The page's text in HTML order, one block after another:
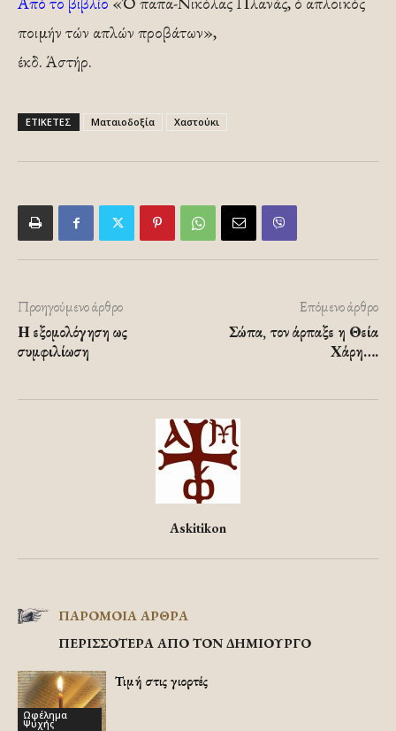
ποιμήν τών απλών προβάτων»,
έκδ. Άστήρ.
ΕΤΙΚΕΤΕΣ Ματαιοδοξία Χαστούκι
Προηγούμενο άρθρο
Η εξομολόγηση ως
συμφιλίωση
Επόμενο άρθρο
Σώπα, τον άρπαξε η Θεία
Χάρη….
Askitikon
ΠΑΡΟΜΟΙΑ ΑΡΘΡΑ
ΠΕΡΙΣΣΟΤΕΡΑ ΑΠΟ ΤΟΝ ΔΗΜΙΟΥΡΓΟ
Ωφέλημα
Ψυχής
Τιμή στις γιορτές